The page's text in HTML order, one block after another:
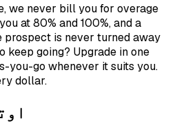
we never bill you for overage
at 80% and 100%, and a
prospect is never turned away
keep going? Upgrade in one
you-go whenever it suits you.
dollar.